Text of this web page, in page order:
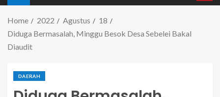
Home 2022 Agustus
18
Diduga Bermasalah, Minggu Besok Desa Sebelei Bakal
Diaudit
DAERAH